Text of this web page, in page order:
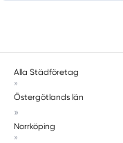
Alla Städföretag
»
Östergötlands län
»
Norrköping
»